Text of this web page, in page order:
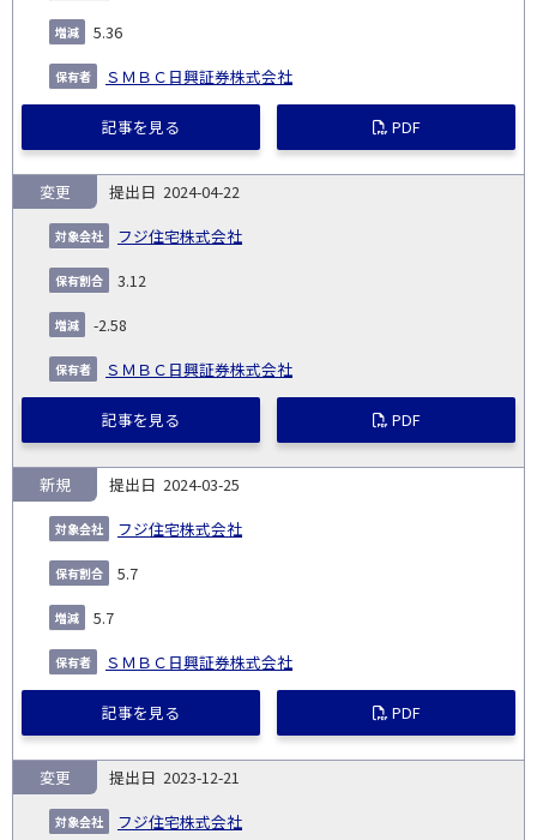
5.36
ＳＭＢＣ日興証券株式会社
記事を見る PDF
2024-04-22
フジ住宅株式会社
変更
3.12
-2.58
ＳＭＢＣ日興証券株式会社
記事を見る PDF
2024-03-25
フジ住宅株式会社
新規
5.7
5.7
ＳＭＢＣ日興証券株式会社
記事を見る PDF
2023-12-21
フジ住宅株式会社
変更